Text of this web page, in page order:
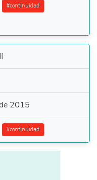
#continuidad
2015
#continuidad